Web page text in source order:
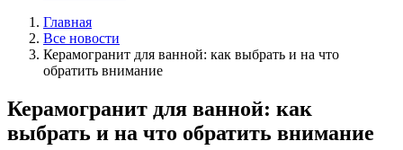
Главная
Все новости
Керамогранит для ванной: как выбрать и на что
обратить внимание
Керамогранит для ванной: как
выбрать и на что обратить внимание